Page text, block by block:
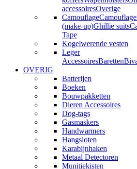
accessoiresOverige
Camouflage
(make-up)Ghillie suits
Tape
Kogelwerende vesten
Leger
AccessoiresBaretten
OVERIG
Batterijen
Boeken
Bouwpakketten
Dieren Accessoires
Dog-tags
Gasmaskers
Handwarmers
Hangsloten
Karabijnhaken
Metaal Detectoren
Munitiekisten